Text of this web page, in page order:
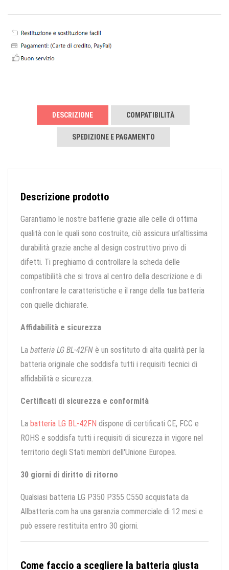
DESCRIZIONE COMPATIBILITÀ
SPEDIZIONE E PAGAMENTO
Descrizione prodotto
Garantiamo le nostre batterie grazie alle celle di ottima
qualità con le quali sono costruite, ciò assicura un’altissima
durabilità grazie anche al design costruttivo privo di
difetti. Ti preghiamo di controllare la scheda delle
compatibilità che si trova al centro della descrizione e di
confrontare le caratteristiche e il range della tua batteria
con quelle dichiarate.
Affidabilità e sicurezza
La batteria LG BL-42FN è un sostituto di alta qualità per la
batteria originale che soddisfa tutti i requisiti tecnici di
affidabilità e sicurezza.
Certificati di sicurezza e conformità
La batteria LG BL-42FN dispone di certificati CE, FCC e
ROHS e soddisfa tutti i requisiti di sicurezza in vigore nel
territorio degli Stati membri dell'Unione Europea.
30 giorni di diritto di ritorno
Qualsiasi batteria LG P350 P355 C550 acquistata da
Allbatteria.com ha una garanzia commerciale di 12 mesi e
può essere restituita entro 30 giorni.
Come faccio a scegliere la batteria giusta